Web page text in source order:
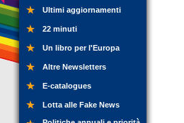
Ultimi aggiornamenti
22 minuti
Un libro per l'Europa
Altre Newsletters
E-catalogues
Lotta alle Fake News